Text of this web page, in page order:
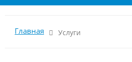
Главная Услуги